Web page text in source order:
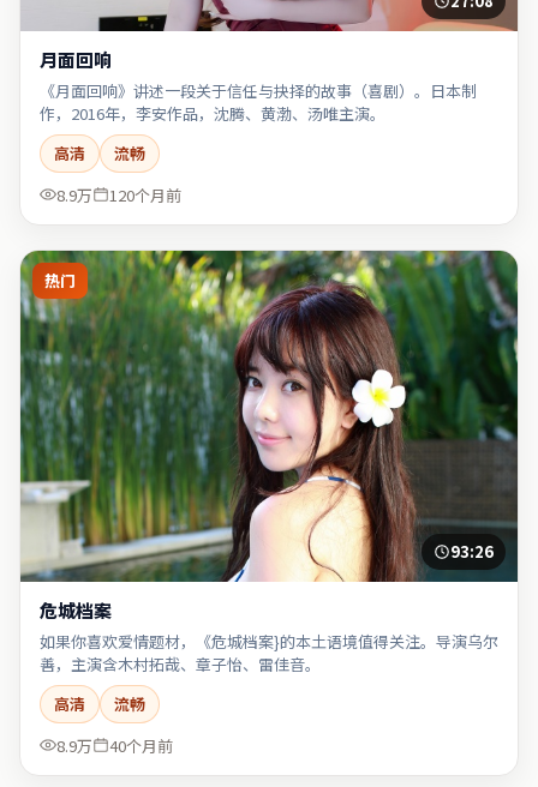
月面回响
《月面回响》讲述一段关于信任与抉择的故事（喜剧）。日本制
作，2016年，李安作品，沈腾、黄渤、汤唯主演。
高清
流畅
8.9万
120个月前
热门
93:26
危城档案
如果你喜欢爱情题材，《危城档案}的本土语境值得关注。导演乌尔
善，主演含木村拓哉、章子怡、雷佳音。
高清
流畅
8.9万
40个月前